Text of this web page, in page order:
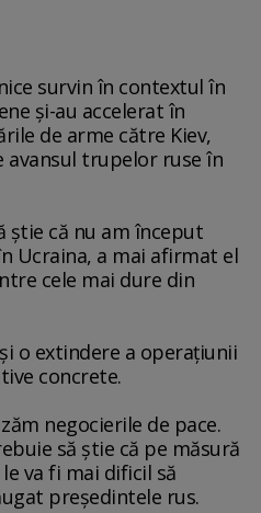
survin în contextul în
şi-au accelerat în
de arme către Kiev,
avansul trupelor ruse în
ştie că nu am început
Ucraina, a mai afirmat el
cele mai dure din
o extindere a operaţiunii
concrete.
negocierile de pace.
să ştie că pe măsură
va fi mai dificil să
preşedintele rus.